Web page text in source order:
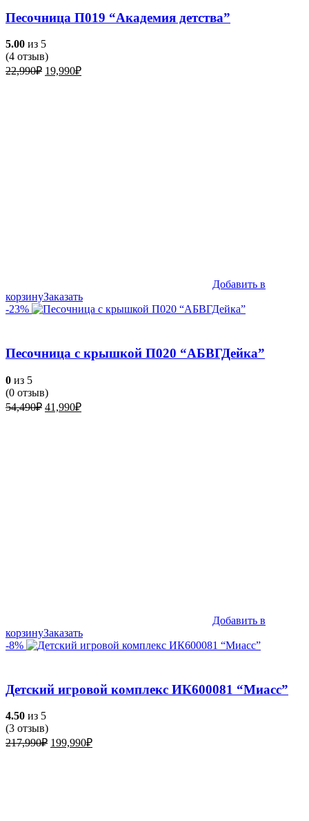
Песочница П019 “Академия детства”
5.00 из 5
(4 отзыв)
22,990₽ Первоначальная
19,990₽Текущая
Добавить в
корзинуЗаказать
-23%
Песочница с крышкой П020 “АБВГДейка”
0 из 5
(0 отзыв)
54,490₽ Первоначальная
41,990₽Текущая
Добавить в
корзинуЗаказать
-8%
Детский игровой комплекс ИК600081 “Миасс”
4.50 из 5
(3 отзыв)
217,990₽ Первоначальная
199,990₽Текущая